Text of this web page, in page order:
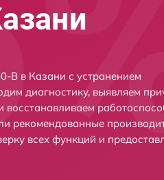
B в Казани с устранением
диагностику, выявляем
рекомендованные
всех функций и